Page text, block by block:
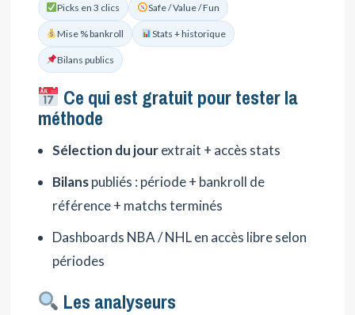
Picks en 3 clics Safe / Value / Fun
Mise % bankroll Stats + historique
Bilans publics
Ce qui est gratuit pour tester la
méthode
Sélection du jourextrait + accès stats
Bilanspubliés : période + bankroll de
référence + matchs terminés
Dashboards NBA / NHL en accès libre selon
périodes
Les analyseurs